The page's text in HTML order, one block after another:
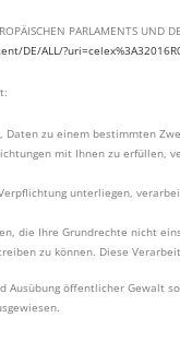
PARLAMENTS
DE/ALL/
Daten zu einem bestimmten
mit Ihnen zu
unterliegen,
die Ihre Grundrechte nicht
zu können. Diese
öffentlicher